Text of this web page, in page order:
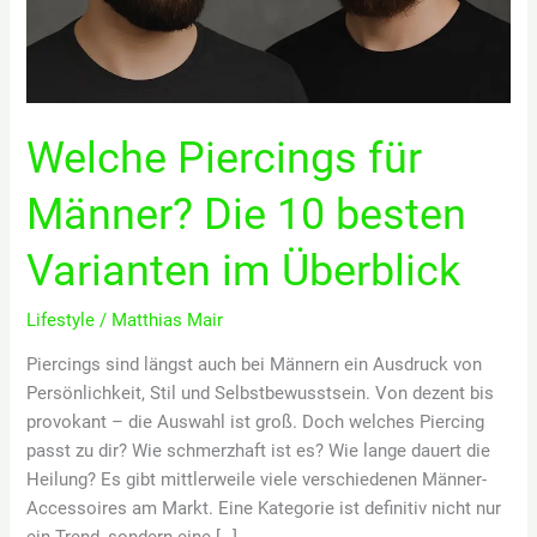
Welche Piercings für
Männer? Die 10 besten
Varianten im Überblick
Lifestyle / Matthias Mair
Piercings sind längst auch bei Männern ein Ausdruck von
Persönlichkeit, Stil und Selbstbewusstsein. Von dezent bis
provokant – die Auswahl ist groß. Doch welches Piercing
passt zu dir? Wie schmerzhaft ist es? Wie lange dauert die
Heilung? Es gibt mittlerweile viele verschiedenen Männer-
Accessoires am Markt. Eine Kategorie ist definitiv nicht nur